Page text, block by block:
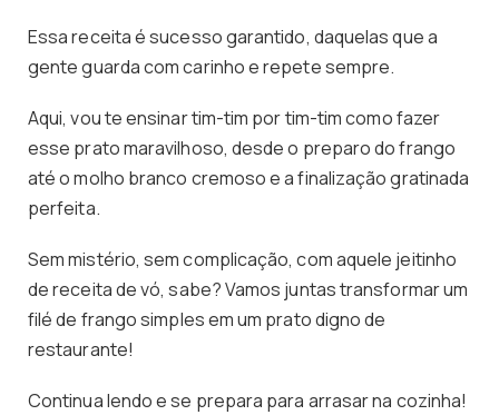
Essa receita é sucesso garantido, daquelas que a
gente guarda com carinho e repete sempre.
Aqui, vou te ensinar tim-tim por tim-tim como fazer
esse prato maravilhoso, desde o preparo do frango
até o molho branco cremoso e a finalização gratinada
perfeita.
Sem mistério, sem complicação, com aquele jeitinho
de receita de vó, sabe? Vamos juntas transformar um
filé de frango simples em um prato digno de
restaurante!
Continua lendo e se prepara para arrasar na cozinha!